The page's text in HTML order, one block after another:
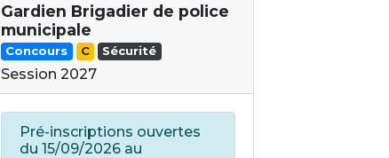
Gardien Brigadier de police
municipale
Concours C Sécurité
Session 2027
Pré-inscriptions ouvertes
du 15/09/2026 au